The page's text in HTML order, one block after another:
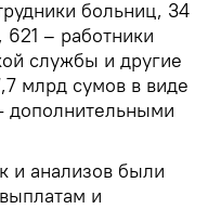
больниц, 34
– работники
службы и другие
млрд сумов в виде
дополнительными
и анализов были
и